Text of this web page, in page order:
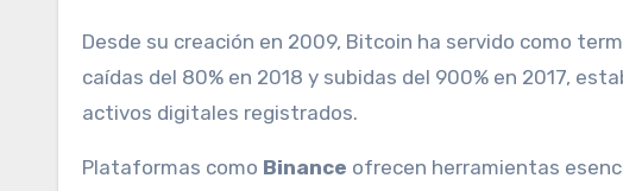
Desde su creación en 2009, Bitcoin ha servido como
caídas del 80% en 2018 y subidas del 900% en 2017,
activos digitales registrados.
Plataformas como Binance ofrecen herramientas